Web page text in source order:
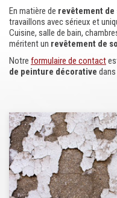
En matière de revêtement de
travaillons avec sérieux et
Cuisine, salle de bain,
méritent un revêtement de
Notre formulaire de contact
de peinture décorative